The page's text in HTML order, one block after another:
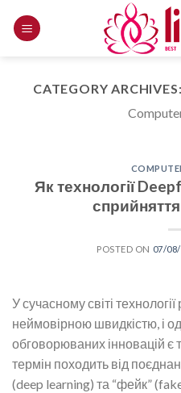
CATEGORY ARCHIVES:
Як технології
POSTED ON 07/
У сучасному світі
неймовірною швидкістю, і
обговорюваних інновацій є
термін походить від
(deep learning) та “фейк”